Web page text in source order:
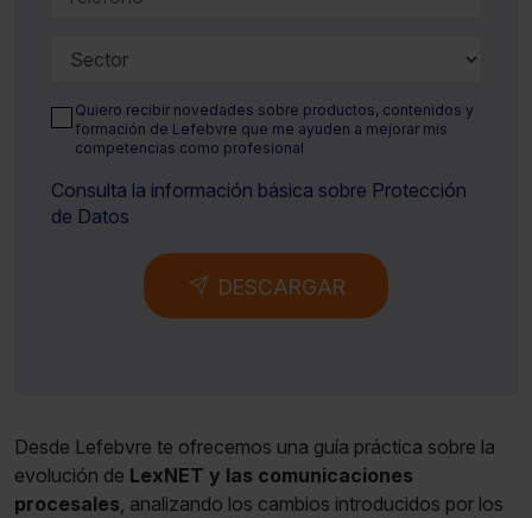
Quiero recibir novedades sobre productos, contenidos y
formación de Lefebvre que me ayuden a mejorar mis
competencias como profesional
Consulta la información básica sobre Protección
de Datos
DESCARGAR
Desde Lefebvre te ofrecemos una guía práctica sobre la
evolución de LexNET y las comunicaciones
procesales , analizando los cambios introducidos por los